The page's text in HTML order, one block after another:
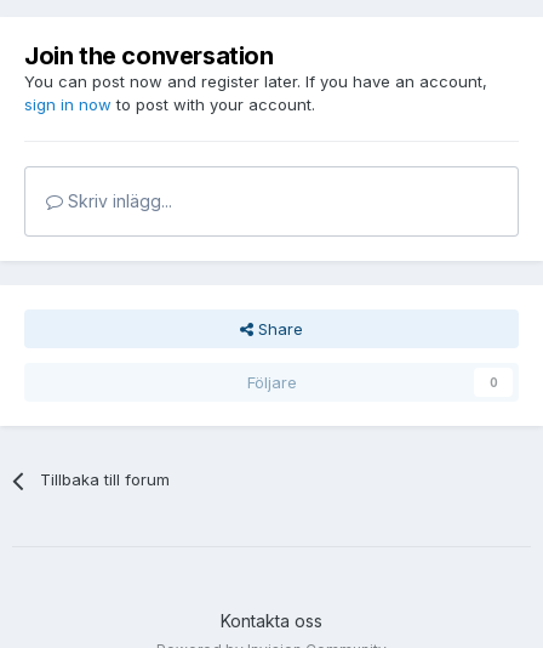
Join the conversation
You can post now and register later. If you have an account,
sign in now to post with your account.
Skriv inlägg...
Share
Följare 0
Tillbaka till forum
Kontakta oss